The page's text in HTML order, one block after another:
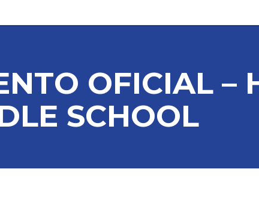
OFICIAL –
SCHOOL